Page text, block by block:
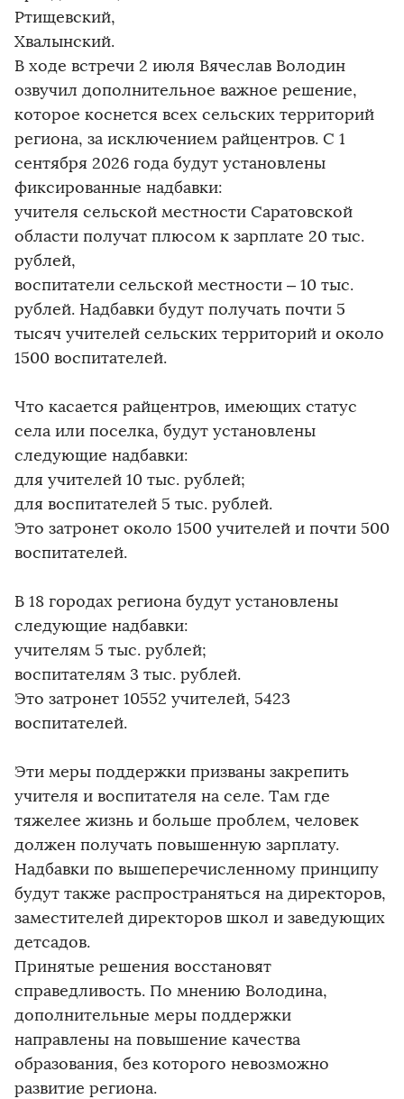
Ртищевский,
Хвалынский.
В ходе встречи 2 июля Вячеслав Володин
озвучил дополнительное важное решение,
которое коснется всех сельских территорий
региона, за исключением райцентров. С 1
сентября 2026 года будут установлены
фиксированные надбавки:
учителя сельской местности Саратовской
области получат плюсом к зарплате 20 тыс.
рублей,
воспитатели сельской местности – 10 тыс.
рублей. Надбавки будут получать почти 5
тысяч учителей сельских территорий и около
1500 воспитателей.
Что касается райцентров, имеющих статус
села или поселка, будут установлены
следующие надбавки:
для учителей 10 тыс. рублей;
для воспитателей 5 тыс. рублей.
Это затронет около 1500 учителей и почти 500
воспитателей.
В 18 городах региона будут установлены
следующие надбавки:
учителям 5 тыс. рублей;
воспитателям 3 тыс. рублей.
Это затронет 10552 учителей, 5423
воспитателей.
Эти меры поддержки призваны закрепить
учителя и воспитателя на селе. Там где
тяжелее жизнь и больше проблем, человек
должен получать повышенную зарплату.
Надбавки по вышеперечисленному принципу
будут также распространяться на директоров,
заместителей директоров школ и заведующих
детсадов.
Принятые решения восстановят
справедливость. По мнению Володина,
дополнительные меры поддержки
направлены на повышение качества
образования, без которого невозможно
развитие региона.